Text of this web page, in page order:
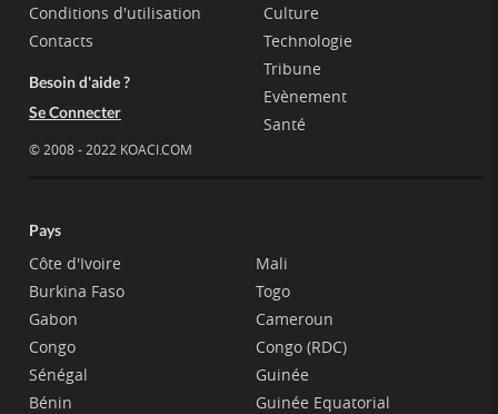
Conditions d'utilisation
Contacts
Besoin d'aide ?
Se Connecter
© 2008 - 2022 KOACI.COM
Culture
Technologie
Tribune
Evènement
Santé
Pays
Côte d'Ivoire
Burkina Faso
Gabon
Congo
Sénégal
Bénin
Mali
Togo
Cameroun
Congo (RDC)
Guinée
Guinée Equatorial